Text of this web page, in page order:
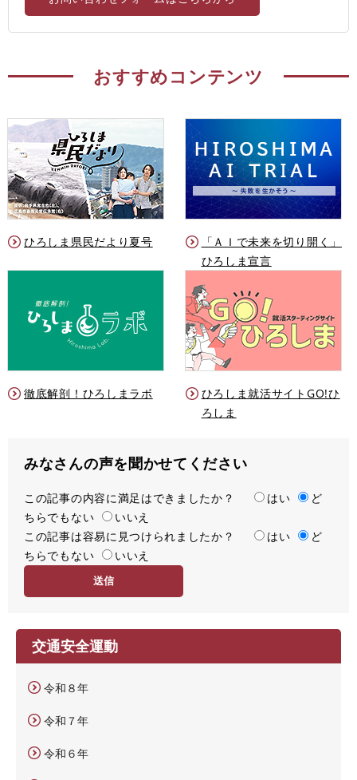
おすすめコンテンツ
ひろしま県民だより夏号
「ＡＩで未来を切り開く」
ひろしま宣言
徹底解剖！ひろしまラボ
ひろしま就活サイトGO!ひ
ろしま
みなさんの声を聞かせてください
満
足
度
この記事の内容に満足はできましたか？ はい
ど
ちらでもない
いいえ
容
易
この記事は容易に見つけられましたか？ はい
ど
ちらでもない
いいえ
交通安全運動
令和８年
令和７年
令和６年